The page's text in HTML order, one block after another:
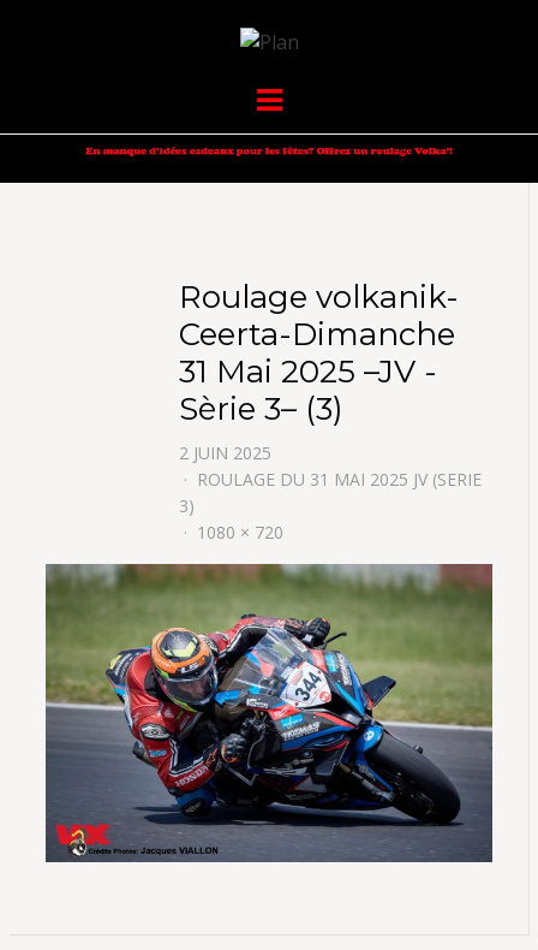
VOLKANIK-
ENDURANCE
Menu
Roulage volkanik-
Ceerta-Dimanche
31 Mai 2025 –JV -
Sèrie 3– (3)
2 JUIN 2025
ROULAGE DU 31 MAI 2025 JV (SERIE
3)
1080 × 720